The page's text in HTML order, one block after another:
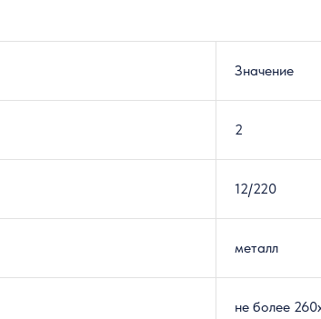
Значение
2
12/220
металл
не более